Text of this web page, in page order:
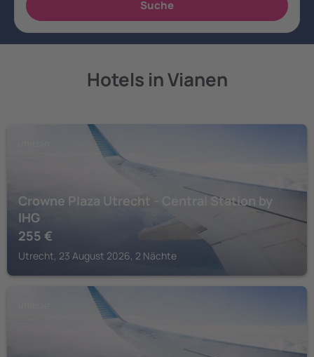
Hotels in Vianen
Crowne Plaza Utrecht - Central Station by
IHG
255 €
Utrecht, 23 August 2026, 2 Nächte